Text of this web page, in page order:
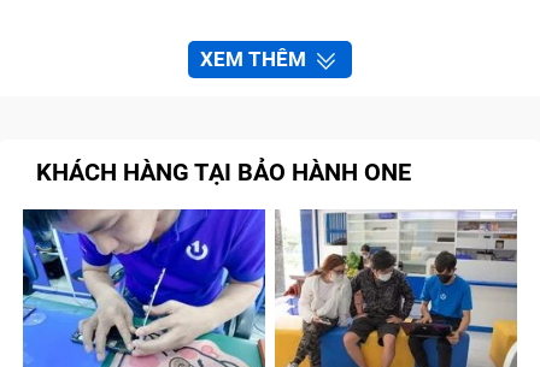
XEM THÊM
KHÁCH HÀNG TẠI BẢO HÀNH ONE